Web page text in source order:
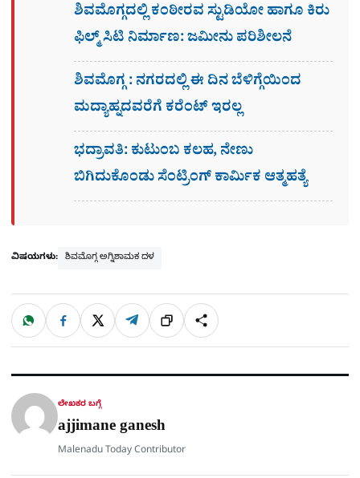
ಶಿವಮೊಗ್ಗದಲ್ಲಿ ಕಂಠೀರವ ಸ್ಟುಡಿಯೋ ಹಾಗೂ ಕಿರು
ಫಿಲ್ಮ್ ಸಿಟಿ ನಿರ್ಮಾಣ: ಜಮೀನು ಪರಿಶೀಲನೆ
ಶಿವಮೊಗ್ಗ : ನಗರದಲ್ಲಿ ಈ ದಿನ ಬೆಳಿಗ್ಗೆಯಿಂದ
ಮದ್ಯಾಹ್ನದವರೆಗೆ ಕರೆಂಟ್​ ಇರಲ್ಲ
ಭದ್ರಾವತಿ: ಕುಟುಂಬ ಕಲಹ, ನೇಣು
ಬಿಗಿದುಕೊಂಡು ಸೆಂಟ್ರಿಂಗ್​ ಕಾರ್ಮಿಕ ಆತ್ಮಹತ್ಯೆ
ವಿಷಯಗಳು: ಶಿವಮೊಗ್ಗ ಅಗ್ನಿಶಾಮಕ ದಳ
ಹಂಚಿಕೊಳ್ಳಿ
W
a
t
p
p
F
c
e
o
k
X T
l
e
a
m
ಲಿಂ
ಕ್
S
h
a
ಲೇಖಕರ ಬಗ್ಗೆ
ajjimane ganesh
Malenadu Today Contributor